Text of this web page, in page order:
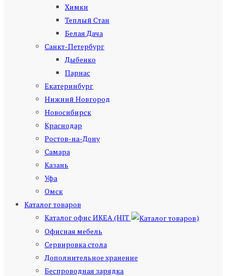
Химки
Теплый Стан
Белая Дача
Санкт-Петербург
Дыбенко
Парнас
Екатеринбург
Нижний Новгород
Новосибирск
Краснодар
Ростов-на-Дону
Самара
Казань
Уфа
Омск
Каталог товаров
Каталог офис ИКЕА (HIT
)
Офисная мебель
Сервировка стола
Дополнительное хранение
Беспроводная зарядка